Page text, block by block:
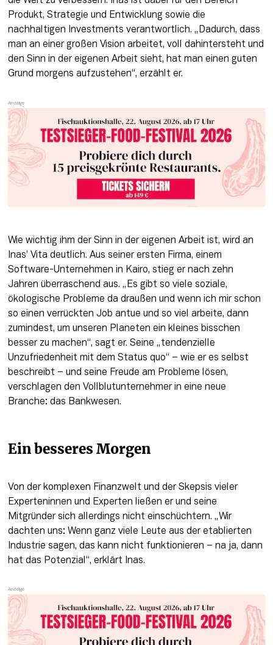
Produkt, Strategie und Entwicklung sowie die
nachhaltigen Investments verantwortlich. „Dadurch, dass
man an einer großen Vision arbeitet, voll dahintersteht und
den Sinn in der eigenen Arbeit sieht, hat man einen guten
Grund morgens aufzustehen“, erzählt er.
Wie wichtig ihm der Sinn in der eigenen Arbeit ist, wird an
Inas’ Vita deutlich. Aus seiner ersten Firma, einem
Software-Unternehmen in Kairo, stieg er nach zehn
Jahren überraschend aus. „Es gibt so viele soziale,
ökologische Probleme da draußen und wenn ich mir schon
so einen verrückten Job antue und so viel arbeite, dann
zumindest, um unseren Planeten ein kleines bisschen
besser zu machen“, sagt er. Seine „tendenzielle
Unzufriedenheit mit dem Status quo“ – wie er es selbst
beschreibt – und seine Freude am Probleme lösen,
verschlagen den Vollblutunternehmer in eine neue
Branche: das Bankwesen.
Ein besseres Morgen
Von der komplexen Finanzwelt und der Skepsis vieler
Experteninnen und Experten ließen er und seine
Mitgründer sich allerdings nicht einschüchtern. „Wir
dachten uns: Wenn ganz viele Leute aus der etablierten
Industrie sagen, das kann nicht funktionieren – na ja, dann
hat das Potenzial“, erklärt Inas.